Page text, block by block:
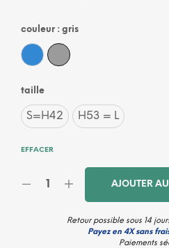
couleur : gris
Bleu Gris
taille
S=H42 H53 = L
EFFACER
AJOUTER
Retour possible sous 14
Payez en 4X sans
Paiements